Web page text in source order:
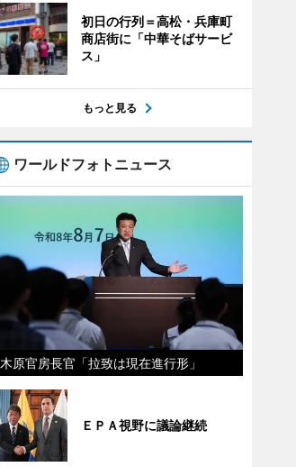
初日の行列＝高松・兵庫町
商店街に「中華そばサービ
ス」
もっと見る
ワールドフォトニュース
木原官房長官「拉致は現在進行形」
ＥＰＡ視野に議論継続